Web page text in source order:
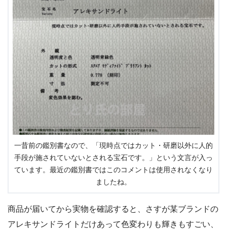
一昔前の鑑別書なので、「現時点ではカット・研磨以外に人的
手段が施されていないとされる宝石です。」という文言が入っ
ています。最近の鑑別書ではこのコメントは使用されなくなり
ましたね。
商品が届いてから実物を確認すると、さすが某ブランドの
アレキサンドライトだけあって色変わりも輝きもすごい、